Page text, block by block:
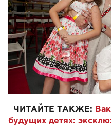
ЧИТАЙТЕ ТАКЖЕ:
будущих детях: